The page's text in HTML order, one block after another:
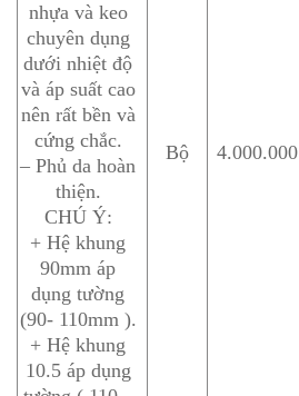
nhựa và keo
chuyên dụng
dưới nhiệt độ
và áp suất cao
nên rất bền và
cứng chắc.
– Phủ da hoàn
thiện.
CHÚ Ý:
+ Hệ khung
90mm áp
dụng tường
(90- 110mm ).
+ Hệ khung
10.5 áp dụng
Bộ 4.000.000